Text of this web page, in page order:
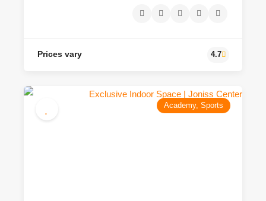
Academy, Sports